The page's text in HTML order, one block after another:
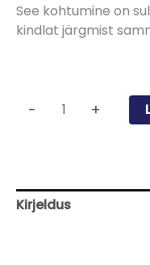
See kohtumine on
kindlat järgmist
- +
Kirjeldus